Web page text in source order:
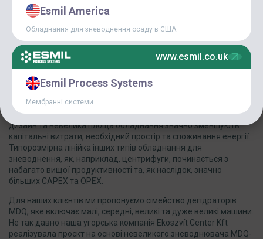
простота налаштування та обслуговування, довгострокова
робота без заміни основних робочих елементів, безшумність,
чистота робочого місця, ергономічність та перевірена часом
ефективність рішень, реалізованих в дегідраторах.
Порівняно з іншим обладнанням для зневоднення,
представленим на ринку, продуктова лінійка мультидискових
шнекових зневоднювачів MDQ складається з більш ніж 25
різних моделей з діапазоном продуктивності 3 – 3780 кгСР/
год і 0,05 – 200 м3/год для міського мулу та 3 – 5040 кгСР/год і
0,05 – 100 м3/год для промислового осаду. Ергономічний
дизайн та невелика площа обладнання значно зменшують
капітальні витрати, необхідний простір та споживання енергії.
Типорозмірна лінійка інших типів обладнання для
зневоднення, як, наприклад, центрифуги, починається з
набагато вищої продуктивності та, як наслідок, значно
більших CAPEX та OPEX.
Для наших клієнтів ми пропонуємо сімейство дегідраторів
MDQ, яке включає малі, середні, великі та дуже великі машини.
Не так давно наша угорська компанія Ekoszvít Center Kft
реалізувала проєкт на основі невеликого зневоднювача MDQ-
Esmil America
Обладнання для зневоднення осаду в США.
www.esmil.co.uk
Esmil Process Systems
Мембранні системи.